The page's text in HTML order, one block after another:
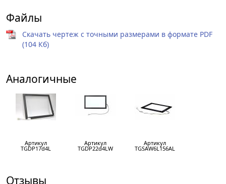
Файлы
Скачать чертеж с точными размерами в формате PDF
(104 Кб)
Аналогичные
Артикул
TGDP17d4L
Артикул
TGDP22d4LW
Артикул
TGSAW6L156AL
Отзывы